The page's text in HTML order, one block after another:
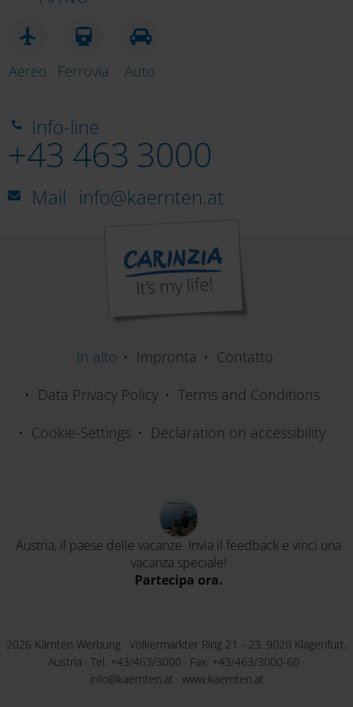
Aereo Ferrovia Auto
Info-line
+43 463 3000
Mail info@kaernten.at
In alto Impronta
Contatto
Data Privacy Policy
Terms and Conditions
Cookie-Settings
Declaration on accessibility
Austria, il paese delle vacanze. Invia il feedback e vinci una
vacanza speciale!
Partecipa ora.
2026 Kärnten Werbung · Völkermarkter Ring 21 - 23, 9020 Klagenfurt,
Austria · Tel. +43/463/3000 · Fax: +43/463/3000-60 ·
info@kaernten.at · www.kaernten.at